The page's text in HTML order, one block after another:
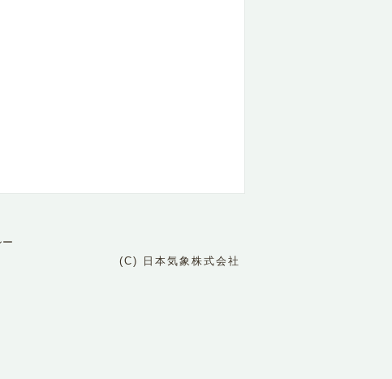
(C) 日本気象株式会社